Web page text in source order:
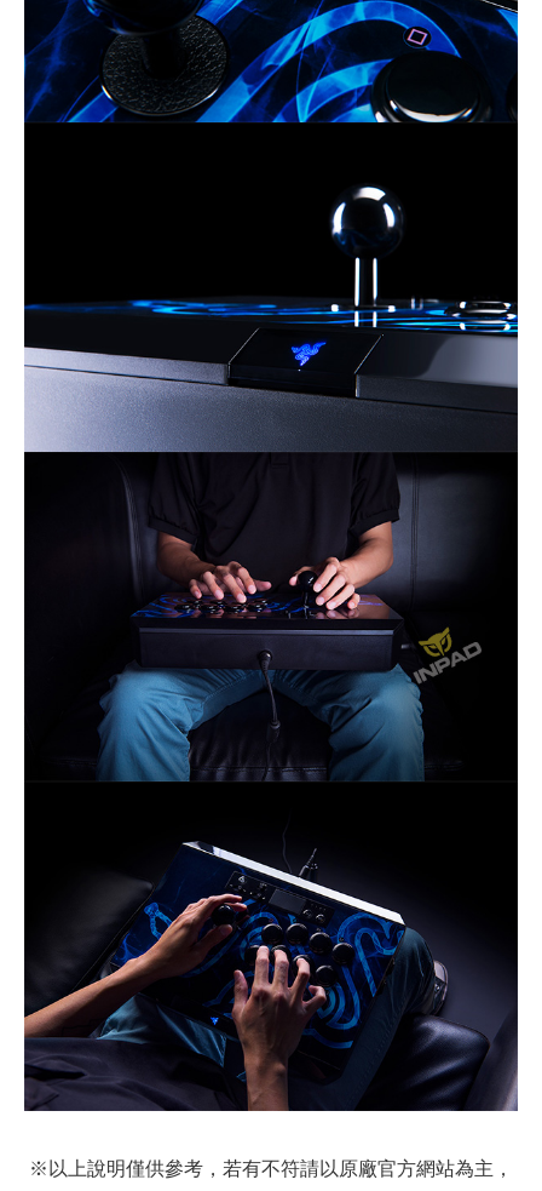
※以上說明僅供參考，若有不符請以原廠官方網站為主，